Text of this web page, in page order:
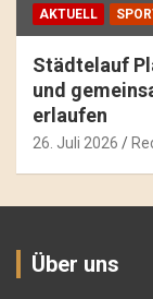
AKTUELL
Städtelauf
und
erlaufen
26. Juli 2026
Über uns